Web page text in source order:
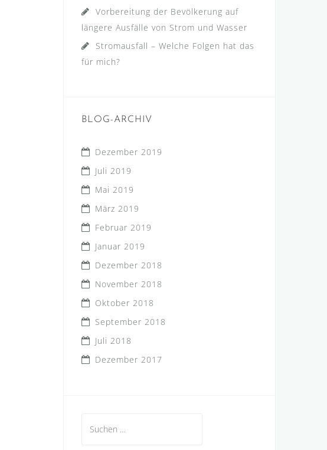
Vorbereitung der Bevölkerung auf
längere Ausfälle von Strom und Wasser
Stromausfall – Welche Folgen hat das
für mich?
BLOG-ARCHIV
Dezember 2019
Juli 2019
Mai 2019
März 2019
Februar 2019
Januar 2019
Dezember 2018
November 2018
Oktober 2018
September 2018
Juli 2018
Dezember 2017
nach: